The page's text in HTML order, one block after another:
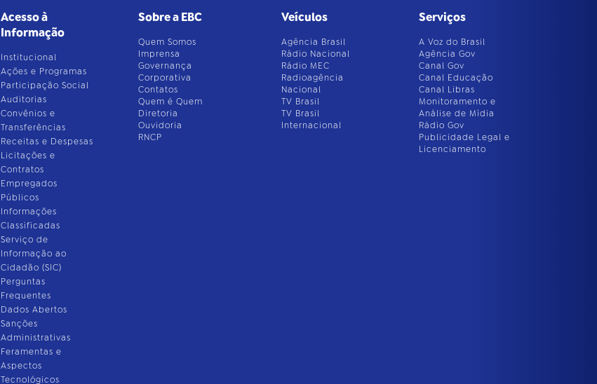
Acesso à
Informação
Institucional
Ações e Programas
Participação Social
Auditorias
Convênios e
Transferências
Receitas e Despesas
Licitações e
Contratos
Empregados
Públicos
Informações
Classificadas
Serviço de
Informação ao
Cidadão (SIC)
Perguntas
Frequentes
Dados Abertos
Sanções
Administrativas
Feramentas e
Aspectos
Tecnológicos
Sobre a EBC
Quem Somos
Imprensa
Governança
Corporativa
Contatos
Quem é Quem
Diretoria
Ouvidoria
RNCP
Veículos
Agência Brasil
Rádio Nacional
Rádio MEC
Radioagência
Nacional
TV Brasil
TV Brasil
Internacional
Serviços
A Voz do Brasil
Agência Gov
Canal Gov
Canal Educação
Canal Libras
Monitoramento e
Análise de Mídia
Rádio Gov
Publicidade Legal e
Licenciamento